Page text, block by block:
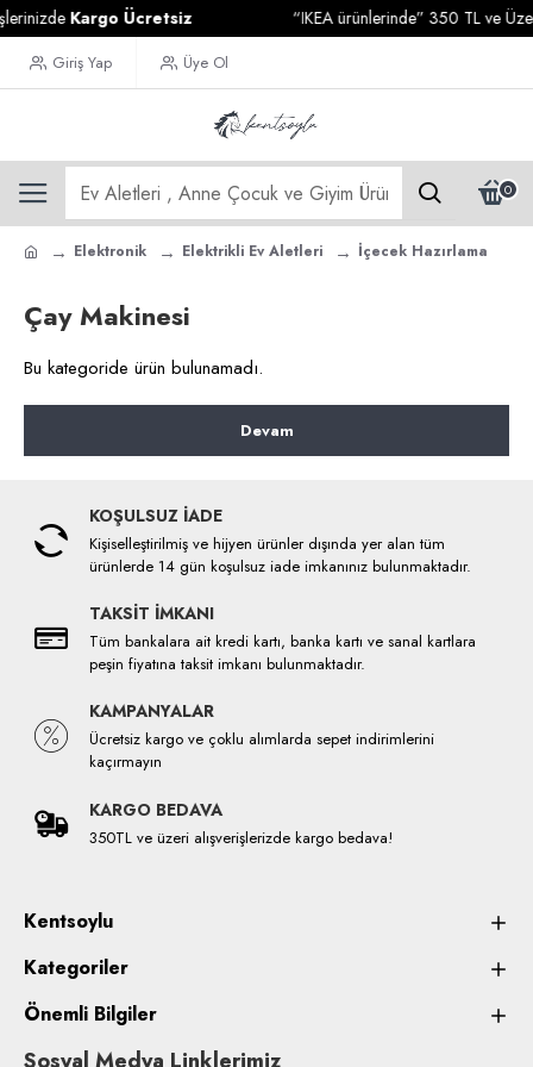
Kargo Ücretsiz “IKEA ürünlerinde” 350 TL ve
Giriş Yap Üye Ol
0
Elektronik Elektrikli Ev Aletleri İçecek Hazırlama
Çay Makinesi
Bu kategoride ürün bulunamadı.
Devam
KOŞULSUZ İADE
Kişiselleştirilmiş ve hijyen ürünler dışında yer alan tüm
ürünlerde 14 gün koşulsuz iade imkanınız bulunmaktadır.
TAKSİT İMKANI
Tüm bankalara ait kredi kartı, banka kartı ve sanal kartlara
peşin fiyatına taksit imkanı bulunmaktadır.
KAMPANYALAR
Ücretsiz kargo ve çoklu alımlarda sepet indirimlerini
kaçırmayın
KARGO BEDAVA
350TL ve üzeri alışverişlerizde kargo bedava!
Kentsoylu
Kategoriler
Önemli Bilgiler